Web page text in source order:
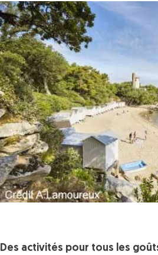
Des activités pour tous les